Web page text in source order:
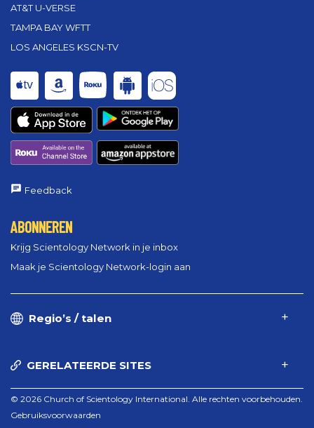
AT&T U-VERSE
TAMPA BAY WFTT
LOS ANGELES KSCN-TV
Feedback
ABONNEREN
Krijg Scientology Network in je inbox
Maak je Scientology Network-login aan
Regio’s / talen
GERELATEERDE SITES
© 2026 Church of Scientology International. Alle rechten voorbehouden.
Gebruiksvoorwaarden